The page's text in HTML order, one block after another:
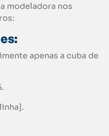
modeladora nos
apenas a cuba de